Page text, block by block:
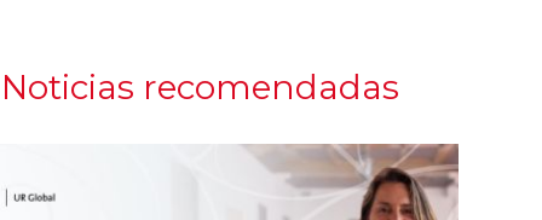
Noticias recomendadas